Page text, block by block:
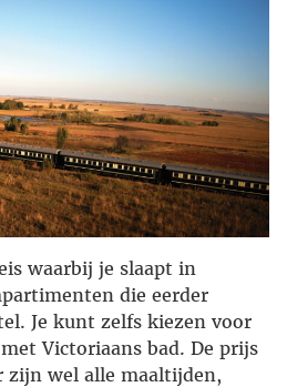
waarbij je slaapt in
die eerder
Je kunt zelfs kiezen voor
Victoriaans bad. De prijs
zijn wel alle maaltijden,